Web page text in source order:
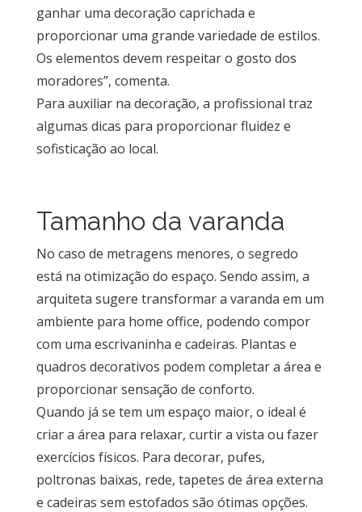
Lavanderia
Quarto
dentro
Móvel
Novidades
Móveis
Sobre
Contato
ganhar uma decoração caprichada e
proporcionar uma grande variedade de estilos.
Os elementos devem respeitar o gosto dos
moradores”, comenta.
Para auxiliar na decoração, a profissional traz
algumas dicas para proporcionar fluidez e
sofisticação ao local.
Tamanho da varanda
No caso de metragens menores, o segredo
está na otimização do espaço. Sendo assim, a
arquiteta sugere transformar a varanda em um
ambiente para home office, podendo compor
com uma escrivaninha e cadeiras. Plantas e
quadros decorativos podem completar a área e
proporcionar sensação de conforto.
Quando já se tem um espaço maior, o ideal é
criar a área para relaxar, curtir a vista ou fazer
exercícios físicos. Para decorar, pufes,
poltronas baixas, rede, tapetes de área externa
e cadeiras sem estofados são ótimas opções.